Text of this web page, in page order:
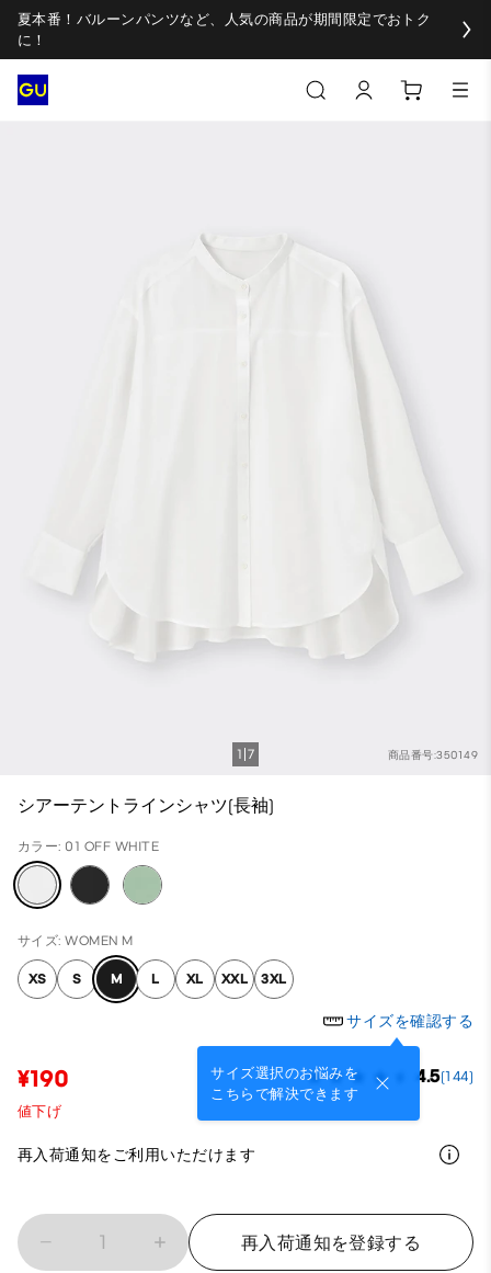
夏本番！バルーンパンツなど、人気の商品が期間限定でおトク
に！
商品番号:350149
1 7
シアーテントラインシャツ(長袖)
カラー: 01 OFF WHITE
サイズ: WOMEN M
XS S M L XL XXL 3XL
サイズを確認する
サイズ選択のお悩みを
こちらで解決できます
¥190 4.5(144)
値下げ
再入荷通知をご利用いただけます
1 再入荷通知を登録する